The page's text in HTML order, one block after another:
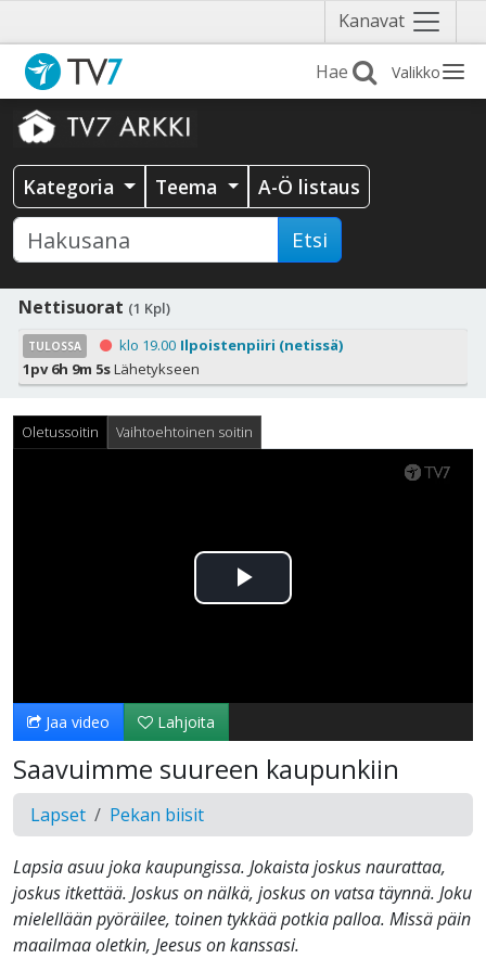
Kanavat Näytä
valikko
Valikko
Kategoria Teema A-Ö listaus
Etsi
Nettisuorat (1 Kpl)
TULOSSA klo 19.00 Ilpoistenpiiri (netissä)
1pv 6h 9m 5sLähetykseen
Oletussoitin Vaihtoehtoinen soitin
Toista
Jaa video Lahjoita
Saavuimme suureen kaupunkiin
Lapset Pekan biisit
Lapsia asuu joka kaupungissa. Jokaista joskus naurattaa,
joskus itkettää. Joskus on nälkä, joskus on vatsa täynnä. Joku
mielellään pyöräilee, toinen tykkää potkia palloa. Missä päin
maailmaa oletkin, Jeesus on kanssasi.